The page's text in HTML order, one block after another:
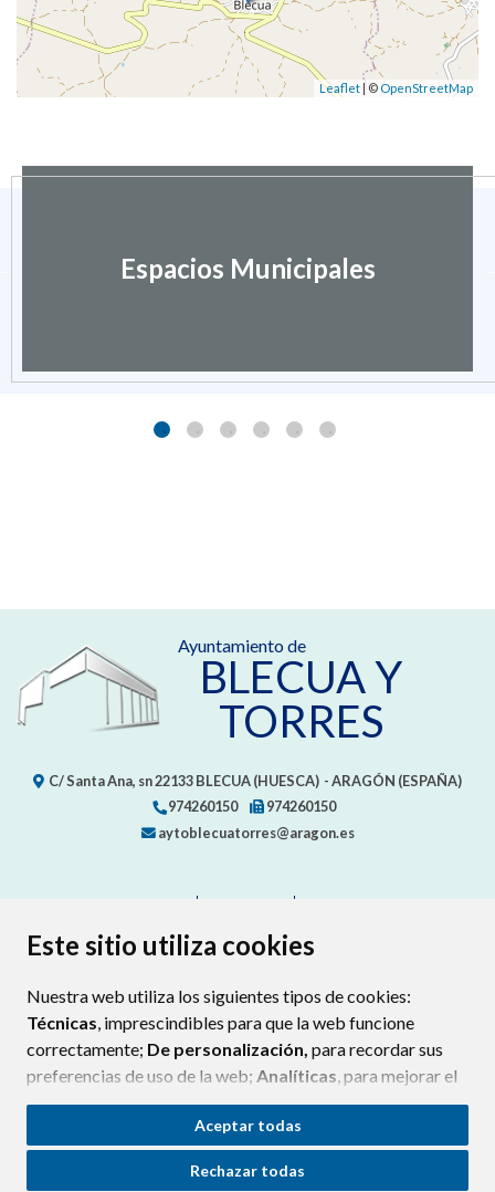
Este sitio utiliza cookies
Nuestra web utiliza los siguientes tipos de cookies:
Técnicas, imprescindibles para que la web funcione
correctamente; De personalización, para recordar sus
preferencias de uso de la web; Analíticas, para mejorar el
funcionamiento de la web y sus servicios.
Si acepta pulsando el botón“Aceptar todas”
consideramos que acepta su uso. Si pulsa el botón
Aceptar todas
Rechazar todas
Leaflet | © OpenStreetMap
Espacios Municipales
Ayuntamiento de
BLECUA Y
TORRES
C/ Santa Ana, sn22133BLECUA (HUESCA) - ARAGÓN (ESPAÑA)
974260150
974260150
aytoblecuatorres@aragon.es
PROTECCIÓN DE DATOS
POLÍTICA DE COOKIES